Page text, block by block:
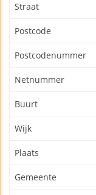
Straat
Postcode
Postcodenummer
Netnummer
Buurt
Wijk
Plaats
Gemeente